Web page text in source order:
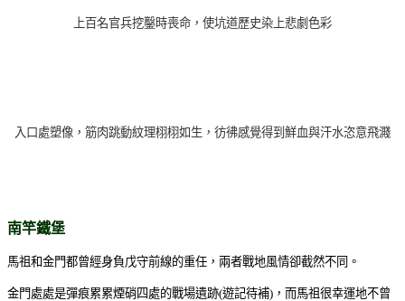
上百名官兵挖鑿時喪命，使坑道歷史染上悲劇色彩
入口處塑像，筋肉跳動紋理栩栩如生，彷彿感覺得到鮮血與汗水恣意飛濺
南竿鐵堡
馬祖和金門都曾經身負戊守前線的重任，兩者戰地風情卻截然不同。
金門處處是彈痕累累煙硝四處的戰場遺跡(遊記待補)，而馬祖很幸運地不曾